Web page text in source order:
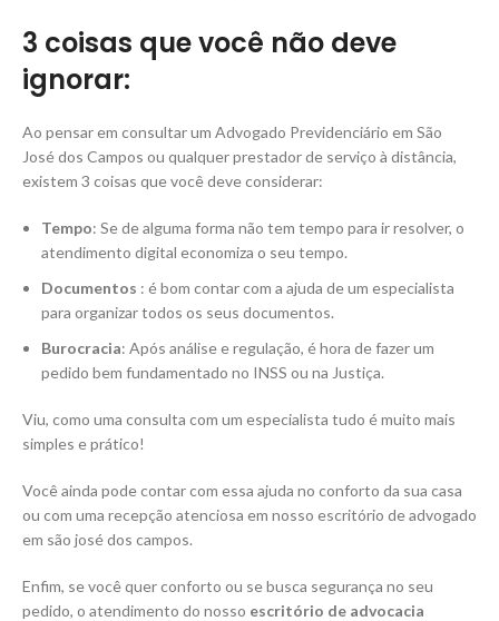
3 coisas que você não deve
ignorar:
Ao pensar em consultar um Advogado Previdenciário em São
José dos Campos ou qualquer prestador de serviço à distância,
existem 3 coisas que você deve considerar:
Tempo: Se de alguma forma não tem tempo para ir resolver, o
atendimento digital economiza o seu tempo.
Documentos : é bom contar com a ajuda de um especialista
para organizar todos os seus documentos.
Burocracia: Após análise e regulação, é hora de fazer um
pedido bem fundamentado no INSS ou na Justiça.
Viu, como uma consulta com um especialista tudo é muito mais
simples e prático!
Você ainda pode contar com essa ajuda no conforto da sua casa
ou com uma recepção atenciosa em nosso escritório de advogado
em são josé dos campos.
Enfim, se você quer conforto ou se busca segurança no seu
pedido, o atendimento do nosso escritório de advocacia